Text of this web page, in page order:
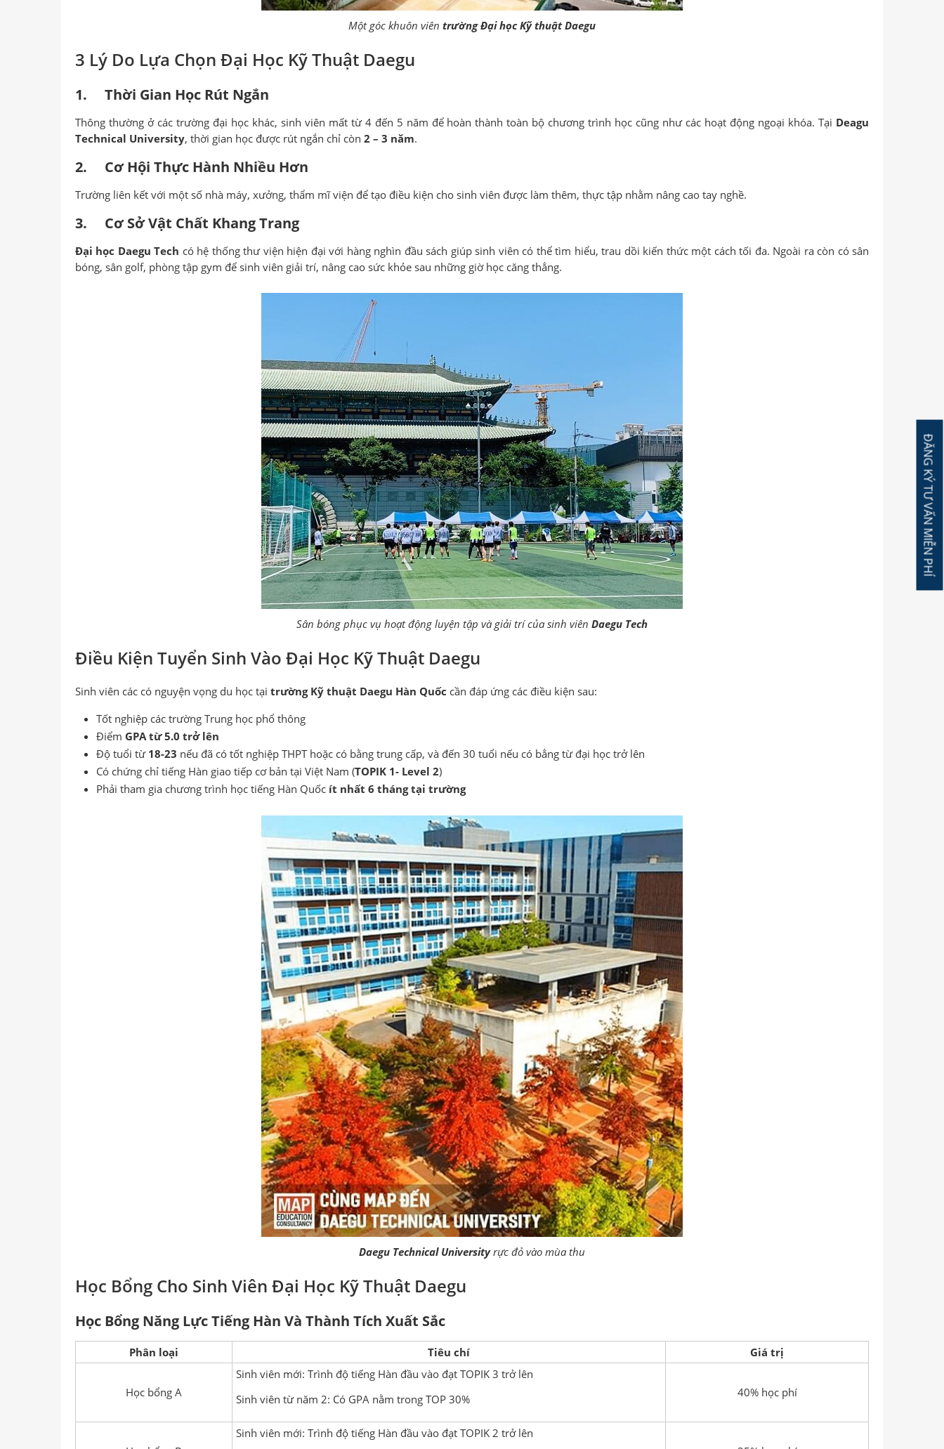
Một góc khuôn viên trường Đại học Kỹ thuật Daegu
3 Lý Do Lựa Chọn Đại Học Kỹ Thuật Daegu
1. Thời Gian Học Rút Ngắn
Thông thường ở các trường đại học khác, sinh viên mất từ 4 đến 5 năm để hoàn thành toàn bộ chương trình học cũng như các hoạt động ngoại khóa. Tại Deagu
Technical University, thời gian học được rút ngắn chỉ còn 2 – 3 năm.
2. Cơ Hội Thực Hành Nhiều Hơn
Trường liên kết với một số nhà máy, xưởng, thẩm mĩ viện để tạo điều kiện cho sinh viên được làm thêm, thực tập nhằm nâng cao tay nghề.
3. Cơ Sở Vật Chất Khang Trang
Đại học Daegu Tech có hệ thống thư viện hiện đại với hàng nghìn đầu sách giúp sinh viên có thể tìm hiểu, trau dồi kiến thức một cách tối đa. Ngoài ra còn có sân
bóng, sân golf, phòng tập gym để sinh viên giải trí, nâng cao sức khỏe sau những giờ học căng thẳng.
Sân bóng phục vụ hoạt động luyện tập và giải trí của sinh viên Daegu Tech
Điều Kiện Tuyển Sinh Vào Đại Học Kỹ Thuật Daegu
Sinh viên các có nguyện vọng du học tại trường Kỹ thuật Daegu Hàn Quốc cần đáp ứng các điều kiện sau:
Tốt nghiệp các trường Trung học phổ thông
Điểm GPA từ 5.0 trở lên
Độ tuổi từ 18-23 nếu đã có tốt nghiệp THPT hoặc có bằng trung cấp, và đến 30 tuổi nếu có bẳng từ đại học trở lên
Có chứng chỉ tiếng Hàn giao tiếp cơ bản tại Việt Nam (TOPIK 1- Level 2)
Phải tham gia chương trình học tiếng Hàn Quốc ít nhất 6 tháng tại trường
Daegu Technical Universityrực đỏ vào mùa thu
Học Bổng Cho Sinh Viên Đại Học Kỹ Thuật Daegu
Học Bổng Năng Lực Tiếng Hàn Và Thành Tích Xuất Sắc
Phân loại Tiêu chí Giá trị
Học bổng A
Sinh viên mới: Trình độ tiếng Hàn đầu vào đạt TOPIK 3 trở lên
Sinh viên từ năm 2: Có GPA nằm trong TOP 30%
40% học phí
Sinh viên mới: Trình độ tiếng Hàn đầu vào đạt TOPIK 2 trở lên
ĐĂNG KÝ TƯ VẤN MIỄN PHÍ